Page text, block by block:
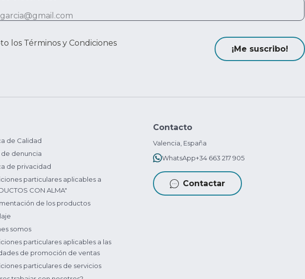
los Términos y Condiciones
¡Me suscribo!
de Calidad
de denuncia
de privacidad
particulares aplicables a
CON ALMA"
de los productos
somos
particulares aplicables a las
de promoción de ventas
particulares de servicios
Contacto
Valencia, España
WhatsApp+34 663 217 905
Contactar